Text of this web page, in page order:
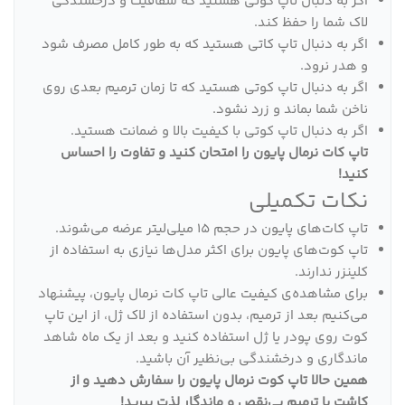
لاک شما را حفظ کند.
اگر به دنبال تاپ کاتی هستید که به طور کامل مصرف شود
و هدر نرود.
اگر به دنبال تاپ کوتی هستید که تا زمان ترمیم بعدی روی
ناخن شما بماند و زرد نشود.
اگر به دنبال تاپ کوتی با کیفیت بالا و ضمانت هستید.
تاپ کات نرمال پایون را امتحان کنید و تفاوت را احساس
کنید!
نکات تکمیلی
تاپ کات‌های پایون در حجم 15 میلی‌لیتر عرضه می‌شوند.
تاپ کوت‌های پایون برای اکثر مدل‌ها نیازی به استفاده از
کلینزر ندارند.
برای مشاهده‌ی کیفیت عالی تاپ کات نرمال پایون، پیشنهاد
می‌کنیم بعد از ترمیم، بدون استفاده از لاک ژل، از این تاپ
کوت روی پودر یا ژل استفاده کنید و بعد از یک ماه شاهد
ماندگاری و درخشندگی بی‌نظیر آن باشید.
همین حالا تاپ کوت نرمال پایون را سفارش دهید و از